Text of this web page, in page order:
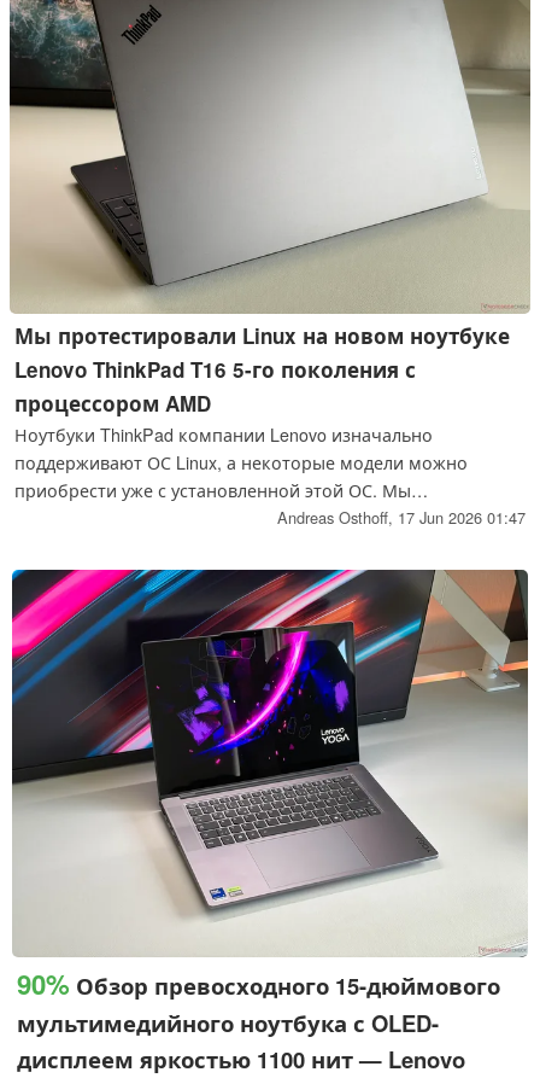
Мы протестировали Linux на новом ноутбуке
Lenovo ThinkPad T16 5-го поколения с
процессором AMD
Ноутбуки ThinkPad компании Lenovo изначально
поддерживают ОС Linux, а некоторые модели можно
приобрести уже с установленной этой ОС. Мы
протестировали актуальную модель ThinkPad T16 5-го
различных функций и возможностей.
Andreas Osthoff, 17 Jun 2026 01:47
90% Обзор превосходного 15-дюймового
мультимедийного ноутбука с OLED-
дисплеем яркостью 1100 нит — Lenovo